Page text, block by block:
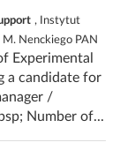
, Instytut
M. Nenckiego PAN
Experimental
a candidate for
/
Number of...